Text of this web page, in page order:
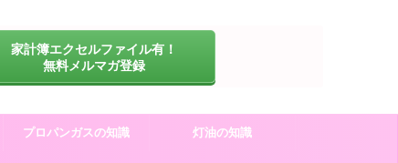
家計簿エクセルファイル有！
無料メルマガ登録
プロパンガスの知識 灯油の知識